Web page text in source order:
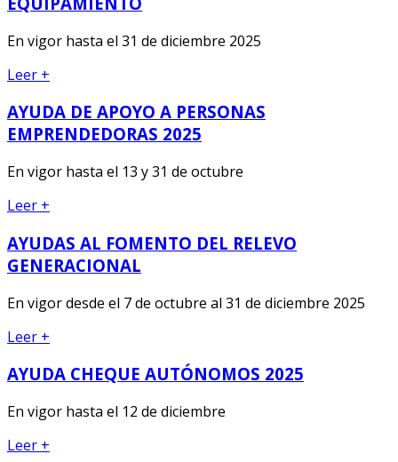
En vigor hasta el 31 de diciembre 2025
Leer +
AYUDA DE APOYO A PERSONAS
EMPRENDEDORAS 2025
En vigor hasta el 13 y 31 de octubre
Leer +
AYUDAS AL FOMENTO DEL RELEVO
GENERACIONAL
En vigor desde el 7 de octubre al 31 de diciembre 2025
Leer +
AYUDA CHEQUE AUTÓNOMOS 2025
En vigor hasta el 12 de diciembre
Leer +